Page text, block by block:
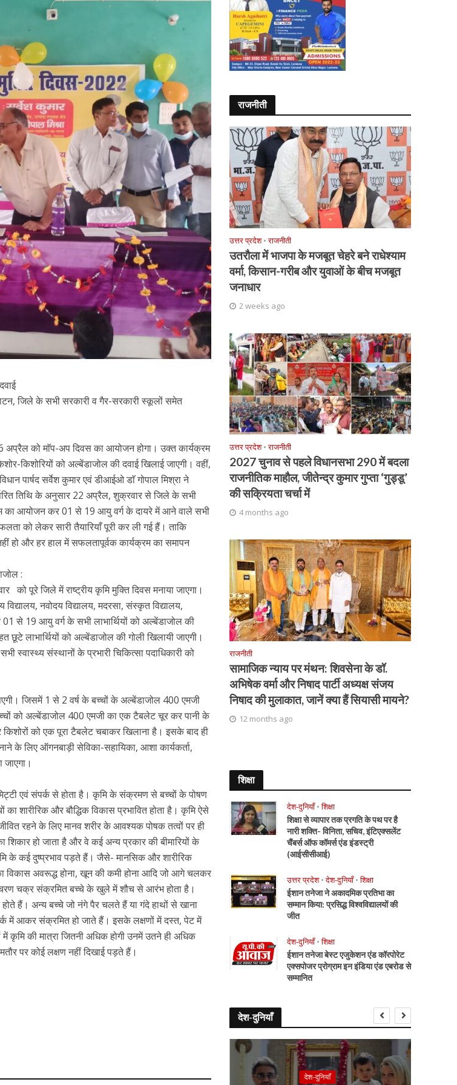
जिले के सभी सरकारी व गैर-सरकारी स्कूलों समेत
अप्रैल को माॅप-अप दिवस का आयोजन होगा। उक्त कार्यक्रम
किशोरियों को अल्बेंडाजोल की दवाई खिलाई जाएगी। वहीं,
पार्षद सर्वेश कुमार एवं डीआईओ डाॅ गोपाल मिश्रा ने
तिथि के अनुसार 22 अप्रैल, शुक्रवार से जिले के सभी
का आयोजन कर 01 से 19 आयु वर्ग के दायरे में आने वाले सभी
को लेकर सारी तैयारियाँ पूरी कर ली गई हैं। ताकि
हो और हर हाल में सफलतापूर्वक कार्यक्रम का समापन
:
को पूरे जिले में राष्ट्रीय कृमि मुक्ति दिवस मनाया जाएगा।
नवोदय विद्यालय, मदरसा, संस्कृत विद्यालय,
से 19 आयु वर्ग के सभी लाभार्थियों को अल्बेंडाजोल की
लाभार्थियों को अल्बेंडाजोल की गोली खिलायी जाएगी।
स्वास्थ्य संस्थानों के प्रभारी चिकित्सा पदाधिकारी को
जिसमें 1 से 2 वर्ष के बच्चों के अल्बेंडाजोल 400 एमजी
को अल्बेंडाजोल 400 एमजी का एक टैबलेट चूर कर पानी के
को एक पूरा टैबलेट चबाकर खिलाना है। इसके बाद ही
के लिए ऑगनबाड़ी सेविका-सहायिका, आशा कार्यकर्ता,
एवं संपर्क से होता है। कृमि के संक्रमण से बच्चों के पोषण
का शारीरिक और बौद्धिक विकास प्रभावित होता है। कृमि ऐसे
रहने के लिए मानव शरीर के आवश्यक पोषक तत्वों पर ही
हो जाता है और वे कई अन्य प्रकार की बीमारियों के
के कई दुष्प्रभाव पड़ते हैं। जैसे- मानसिक और शारीरिक
विकास अवरूद्ध होना, खून की कमी होना आदि जो आगे चलकर
चक्र संक्रमित बच्चे के खुले में शौच से आरंभ होता है।
हैं। अन्य बच्चे जो नंगे पैर चलते हैं या गंदे हाथों से खाना
में आकर संक्रमित हो जाते हैं। इसके लक्षणों में दस्त, पेट में
की मात्रा जितनी अधिक होगी उनमें उतने ही अधिक
पर कोई लक्षण नहीं दिखाई पड़ते हैं।
राजनीती
उत्तर प्रदेश • राजनीती
उतरौला में भाजपा के मजबूत चेहरे बने राधेश्याम
वर्मा, किसान-गरीब और युवाओं के बीच मजबूत
जनाधार
2 weeks ago
उत्तर प्रदेश • राजनीती
2027 चुनाव से पहले विधानसभा 290 में बदला
राजनीतिक माहौल, जीतेन्द्र कुमार गुप्ता ‘गुड्डू’
की सक्रियता चर्चा में
4 months ago
राजनीती
सामाजिक न्याय पर मंथन: शिवसेना के डॉ.
अभिषेक वर्मा और निषाद पार्टी अध्यक्ष संजय
निषाद की मुलाकात, जानें क्या हैं सियासी मायने?
12 months ago
शिक्षा
देश-दुनियाँ • शिक्षा
शिक्षा से व्यापार तक प्रगति के पथ पर है
नारी शक्ति- विनिता, सचिव, इंटिएक्सलेंट
चैंबर्स ऑफ कॉमर्स एंड इंडस्ट्री
(आईसीसीआई)
उत्तर प्रदेश • देश-दुनियाँ • शिक्षा
ईशान तनेजा ने अकादमिक प्रतिभा का
सम्मान किया: प्रसिद्ध विश्वविद्यालयों की
जीत
देश-दुनियाँ • शिक्षा
ईशान तनेजा बेस्ट एजुकेशन एंड कॉरपोरेट
एक्सपोजर प्रोग्राम इन इंडिया एंड एबरोड से
सम्मानित
देश-दुनियाँ
देश-दुनियाँ देश-दुनियाँ